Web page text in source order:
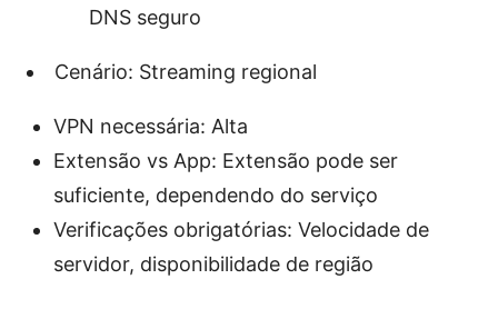
DNS seguro
Cenário: Streaming regional
VPN necessária: Alta
Extensão vs App: Extensão pode ser
suficiente, dependendo do serviço
Verificações obrigatórias: Velocidade de
servidor, disponibilidade de região